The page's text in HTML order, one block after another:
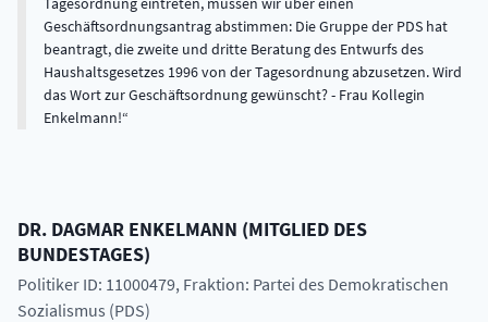
Geschäftsordnungsantrag abstimmen: Die Gruppe der PDS hat
beantragt, die zweite und dritte Beratung des Entwurfs des
Haushaltsgesetzes 1996 von der Tagesordnung abzusetzen. Wird
das Wort zur Geschäftsordnung gewünscht? - Frau Kollegin
Enkelmann!
DR. DAGMAR ENKELMANN (MITGLIED DES
BUNDESTAGES)
Politiker ID: 11000479, Fraktion: Partei des Demokratischen
Sozialismus (PDS)